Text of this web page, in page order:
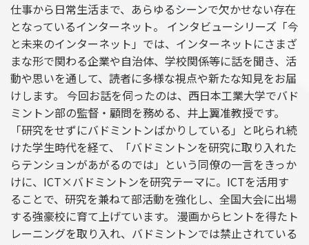
仕事から日常生活まで、あらゆるシーンで欠かせない存在
となっているインターネット。 インタビューシリーズ「今
と未来のインターネット」では、インターネットにさまざ
まな形で関わる企業や自治体、学校関係等に話を聞き、活
動や思いを通して、読者に多様な視点や新たな知見をお届
けします。 今回お話を伺ったのは、西日本工業大学でバド
ミントン部の監督・顧問を務める、井上翼准教授です。
「研究をせずにバドミントンばかりしている」と叱られ続
けた学生時代を経て、「バドミントンを研究に取り入れた
らテンションがあがるのでは」という同僚の一言をきっか
けに、ICT×バドミントンを研究テーマに。ICTを活用す
ることで、研究を兼ねて部活動を強化し、全国大会に出場
する強豪校に育て上げています。 漫画からヒントを得たト
レーニングを取り入れ、バドミントンでは禁止されている